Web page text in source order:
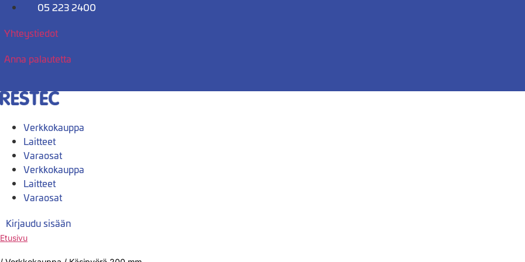
Mene
05 223 2400
Yhteystiedot
Anna palautetta
Verkkokauppa
Laitteet
Varaosat
Verkkokauppa
Laitteet
Varaosat
Kirjaudu sisään
Etusivu